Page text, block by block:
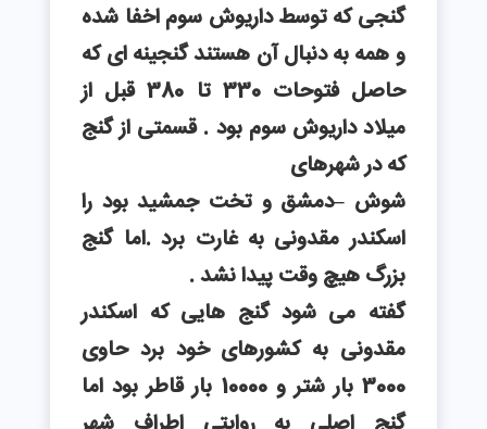
گنجی که توسط داریوش سوم اخفا شده
و همه به دنبال آن هستند گنجینه ای که
حاصل فتوحات 330 تا 380 قبل از
میلاد داریوش سوم بود . قسمتی از گنج
که در شهرهای
شوش –دمشق و تخت جمشید بود را
اسکندر مقدونی به غارت برد .اما گنج
بزرگ هیچ وقت پیدا نشد .
گفته می شود گنج هایی که اسکندر
مقدونی به کشورهای خود برد حاوی
3000 بار شتر و 10000 بار قاطر بود اما